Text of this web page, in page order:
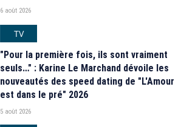
6 août 2026
TV
"Pour la première fois, ils sont vraiment
seuls…" : Karine Le Marchand dévoile les
nouveautés des speed dating de "L'Amour
est dans le pré" 2026
5 août 2026